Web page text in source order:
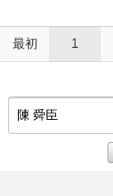
最初 1